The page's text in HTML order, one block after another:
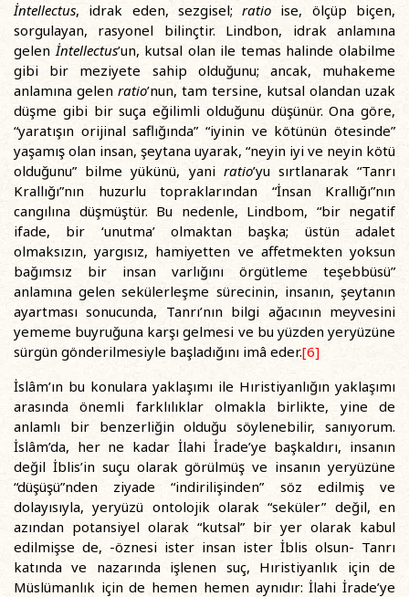
İntellectus, idrak eden, sezgisel;ratio ise, ölçüp biçen,
sorgulayan, rasyonel bilinçtir. Lindbon, idrak anlamına
gelenİntellectus’un, kutsal olan ile temas halinde olabilme
gibi bir meziyete sahip olduğunu; ancak, muhakeme
anlamına gelen ratio’nun, tam tersine, kutsal olandan uzak
düşme gibi bir suça eğilimli olduğunu düşünür. Ona göre,
“yaratışın orijinal saflığında” “iyinin ve kötünün ötesinde”
yaşamış olan insan, şeytana uyarak, “neyin iyi ve neyin kötü
olduğunu” bilme yükünü, yani ratio’yu sırtlanarak “Tanrı
Krallığı”nın huzurlu topraklarından “İnsan Krallığı”nın
cangılına düşmüştür. Bu nedenle, Lindbom, “bir negatif
ifade, bir ‘unutma’ olmaktan başka; üstün adalet
olmaksızın, yargısız, hamiyetten ve affetmekten yoksun
bağımsız bir insan varlığını örgütleme teşebbüsü”
anlamına gelen sekülerleşme sürecinin, insanın, şeytanın
ayartması sonucunda, Tanrı’nın bilgi ağacının meyvesini
yememe buyruğuna karşı gelmesi ve bu yüzden yeryüzüne
sürgün gönderilmesiyle başladığını imâ eder.[6]
İslâm’ın bu konulara yaklaşımı ile Hıristiyanlığın yaklaşımı
arasında önemli farklılıklar olmakla birlikte, yine de
anlamlı bir benzerliğin olduğu söylenebilir, sanıyorum.
İslâm’da, her ne kadar İlahi İrade’ye başkaldırı, insanın
değil İblis’in suçu olarak görülmüş ve insanın yeryüzüne
“düşüşü”nden ziyade “indirilişinden” söz edilmiş ve
dolayısıyla, yeryüzü ontolojik olarak “seküler” değil, en
azından potansiyel olarak “kutsal” bir yer olarak kabul
edilmişse de, -öznesi ister insan ister İblis olsun- Tanrı
katında ve nazarında işlenen suç, Hıristiyanlık için de
Müslümanlık için de hemen hemen aynıdır: İlahi İrade’ye